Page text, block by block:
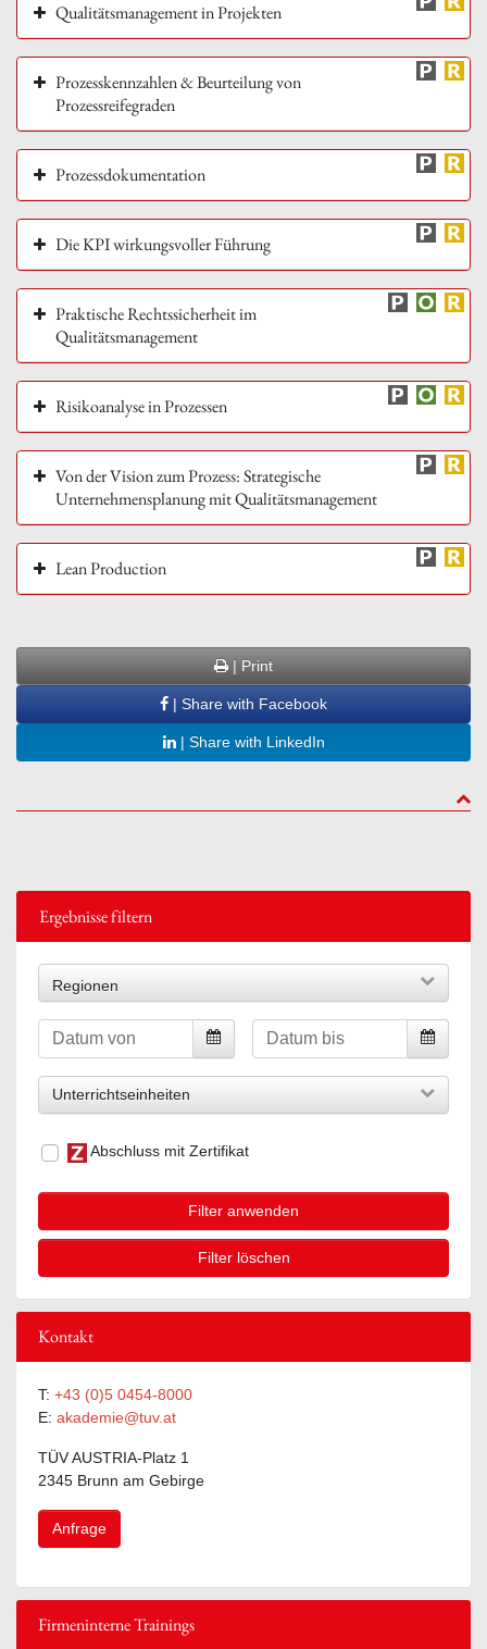
Qualitätsmanagement in Projekten
Prozesskennzahlen & Beurteilung von
Prozessreifegraden
Prozessdokumentation
Die KPI wirkungsvoller Führung
Praktische Rechtssicherheit im
Qualitätsmanagement
Risikoanalyse in Prozessen
Von der Vision zum Prozess: Strategische
Unternehmensplanung mit Qualitätsmanagement
Lean Production
| Print
| Share with Facebook
| Share with LinkedIn
to
Ergebnisse filtern
Regionen
Unterrichtseinheiten
Abschluss mit Zertifikat
Filter anwenden
Filter löschen
Kontakt
T: +43 (0)5 0454-8000
E: akademie@tuv.at
TÜV AUSTRIA-Platz 1
2345 Brunn am Gebirge
Anfrage
Firmeninterne Trainings